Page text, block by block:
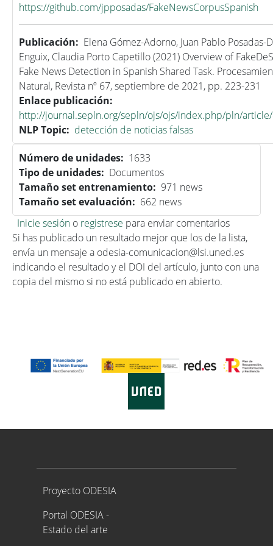
https://github.com/jpposadas/FakeNewsCorpusSpanish
Publicación
Elena Gómez-Adorno, Juan Pablo Posadas-
Enguix, Claudia Porto Capetillo (2021) Overview of
Fake News Detection in Spanish Shared Task.
Natural, Revista nº 67, septiembre de 2021, pp. 223-231
Enlace publicación
http://journal.sepln.org/sepln/ojs/ojs/index.php/pln/
NLP Topic
detección de noticias falsas
Número de unidades
1633
Tipo de unidades
Documentos
Tamaño set entrenamiento
971 news
Tamaño set evaluación
662 news
Inicie sesión o registrese para enviar comentarios
Si has publicado un resultado mejor que los de la lista,
envía un mensaje a odesia-comunicacion@lsi.uned.es
indicando el resultado y el DOI del artículo, junto con una
copia del mismo si no está publicado en abierto.
Proyecto ODESIA
Proyecto ODESIA
Portal ODESIA -
Estado del arte